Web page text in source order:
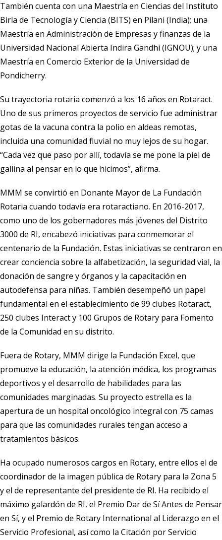
También cuenta con una Maestría en Ciencias del Instituto
Birla de Tecnología y Ciencia (BITS) en Pilani (India); una
Maestría en Administración de Empresas y finanzas de la
Universidad Nacional Abierta Indira Gandhi (IGNOU); y una
Maestría en Comercio Exterior de la Universidad de
Pondicherry.
Su trayectoria rotaria comenzó a los 16 años en Rotaract.
Uno de sus primeros proyectos de servicio fue administrar
gotas de la vacuna contra la polio en aldeas remotas,
incluida una comunidad fluvial no muy lejos de su hogar.
“Cada vez que paso por allí, todavía se me pone la piel de
gallina al pensar en lo que hicimos”, afirma.
MMM se convirtió en Donante Mayor de La Fundación
Rotaria cuando todavía era rotaractiano. En 2016-2017,
como uno de los gobernadores más jóvenes del Distrito
3000 de RI, encabezó iniciativas para conmemorar el
centenario de la Fundación. Estas iniciativas se centraron en
crear conciencia sobre la alfabetización, la seguridad vial, la
donación de sangre y órganos y la capacitación en
autodefensa para niñas. También desempeñó un papel
fundamental en el establecimiento de 99 clubes Rotaract,
250 clubes Interact y 100 Grupos de Rotary para Fomento
de la Comunidad en su distrito.
Fuera de Rotary, MMM dirige la Fundación Excel, que
promueve la educación, la atención médica, los programas
deportivos y el desarrollo de habilidades para las
comunidades marginadas. Su proyecto estrella es la
apertura de un hospital oncológico integral con 75 camas
para que las comunidades rurales tengan acceso a
tratamientos básicos.
Ha ocupado numerosos cargos en Rotary, entre ellos el de
coordinador de la imagen pública de Rotary para la Zona 5
y el de representante del presidente de RI. Ha recibido el
máximo galardón de RI, el Premio Dar de Sí Antes de Pensar
en Sí, y el Premio de Rotary International al Liderazgo en el
Servicio Profesional, así como la Citación por Servicio